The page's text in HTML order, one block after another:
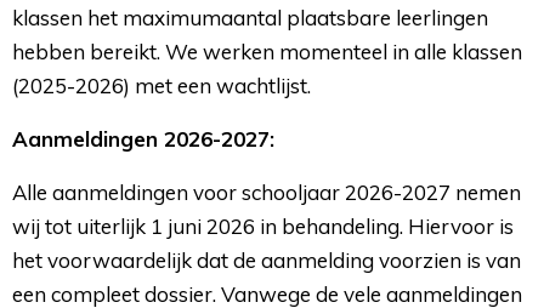
klassen het maximumaantal plaatsbare leerlingen
hebben bereikt. We werken momenteel in alle klassen
(2025-2026) met een wachtlijst.
Aanmeldingen 2026-2027:
Alle aanmeldingen voor schooljaar 2026-2027 nemen
wij tot uiterlijk 1 juni 2026 in behandeling. Hiervoor is
het voorwaardelijk dat de aanmelding voorzien is van
een compleet dossier. Vanwege de vele aanmeldingen